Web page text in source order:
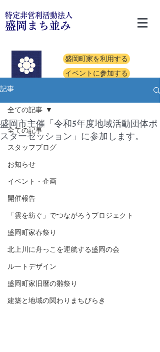
特定非営利活動法人
盛岡まち並み
盛岡町家を利用する
イベントに参加する
記事
全ての記事
スタッフブログ
お知らせ
イベント・企画
開催報告
「雲を紡ぐ」でつながろうプロジェクト
盛岡町家春祭り
北上川に舟っこを運航する盛岡の会
ルートデザイン
盛岡町家旧暦の雛祭り
建築と地域の関わりまちびらき
全ての記事
盛岡市主催「令和5年度地域活動団体ポ
スターセッション」に参加します。